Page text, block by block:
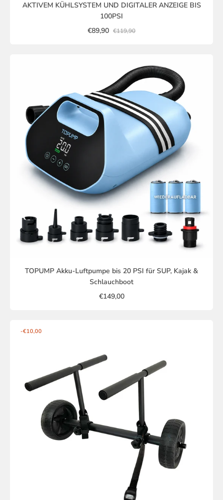
AKTIVEM KÜHLSYSTEM UND DIGITALER ANZEIGE BIS
100PSI
€89,90 €119,90
TOPUMP Akku-Luftpumpe bis 20 PSI für SUP, Kajak &
Schlauchboot
€149,00
-€10,00